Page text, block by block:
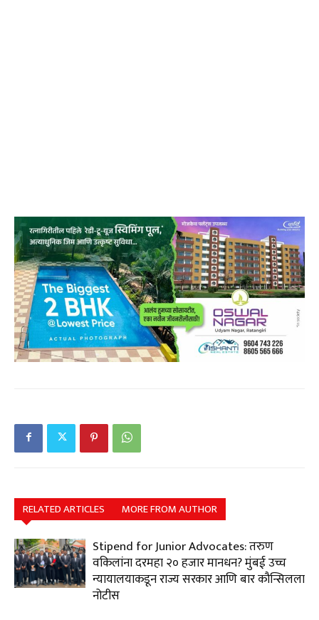
RELATED ARTICLES MORE FROM AUTHOR
Stipend for Junior Advocates: तरुण
वकिलांना दरमहा ₹२० हजार मानधन? मुंबई उच्च
न्यायालयाकडून राज्य सरकार आणि बार कौन्सिलला
नोटीस